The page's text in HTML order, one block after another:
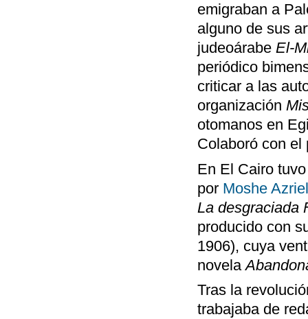
emigraban a
alguno de sus
judeoárabe El-
periódico
criticar a las
organización
otomanos en
Colaboró con
En El Cairo
por Moshe Azriel
La desgraciada
producido con
1906), cuya
novela
Tras la
trabajaba de